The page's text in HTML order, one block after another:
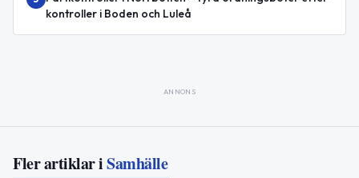
kontroller i Boden och Luleå
ANNONS
Fler artiklar iSamhälle